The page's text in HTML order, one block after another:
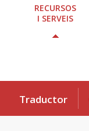
RECURSOS
I SERVEIS
Traductor